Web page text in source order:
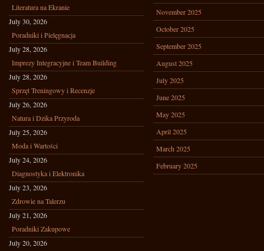
Literatura na Ekranie
July 30, 2026
Poradniki i Pielęgnacja
July 28, 2026
Imprezy Integracyjne i Team Building
July 28, 2026
Sprzęt Treningowy i Recenzje
July 26, 2026
Natura i Dzika Przyroda
July 25, 2026
Moda i Wartości
July 24, 2026
Diagnostyka i Elektronika
July 23, 2026
Zdrowie na Talerzu
July 21, 2026
Poradniki Zakupowe
July 20, 2026
November 2025
October 2025
September 2025
August 2025
July 2025
June 2025
May 2025
April 2025
March 2025
February 2025